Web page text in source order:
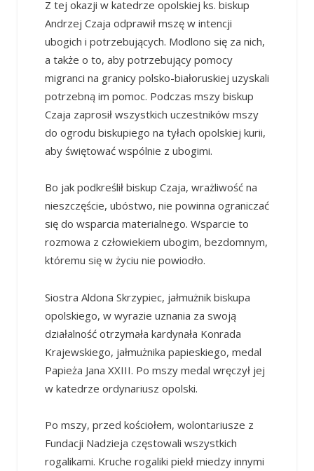
Z tej okazji w katedrze opolskiej ks. biskup
Andrzej Czaja odprawił mszę w intencji
ubogich i potrzebujących. Modlono się za nich,
a także o to, aby potrzebujący pomocy
migranci na granicy polsko-białoruskiej uzyskali
potrzebną im pomoc. Podczas mszy biskup
Czaja zaprosił wszystkich uczestników mszy
do ogrodu biskupiego na tyłach opolskiej kurii,
aby świętować wspólnie z ubogimi.
Bo jak podkreślił biskup Czaja, wrażliwość na
nieszczęście, ubóstwo, nie powinna ograniczać
się do wsparcia materialnego. Wsparcie to
rozmowa z człowiekiem ubogim, bezdomnym,
któremu się w życiu nie powiodło.
Siostra Aldona Skrzypiec, jałmużnik biskupa
opolskiego, w wyrazie uznania za swoją
działalność otrzymała kardynała Konrada
Krajewskiego, jałmużnika papieskiego, medal
Papieża Jana XXIII. Po mszy medal wręczył jej
w katedrze ordynariusz opolski.
Po mszy, przed kościołem, wolontariusze z
Fundacji Nadzieja częstowali wszystkich
rogalikami. Kruche rogaliki piekł miedzy innymi